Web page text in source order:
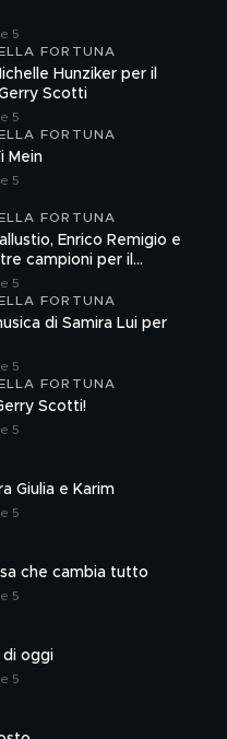
5
FORTUNA
Hunziker per il
Scotti
5
FORTUNA
Mein
5
FORTUNA
Enrico Remigio e
campioni per il
Gerry Scotti
5
FORTUNA
di Samira Lui per
5
FORTUNA
Scotti!
5
Giulia e Karim
5
che cambia tutto
5
di oggi
5